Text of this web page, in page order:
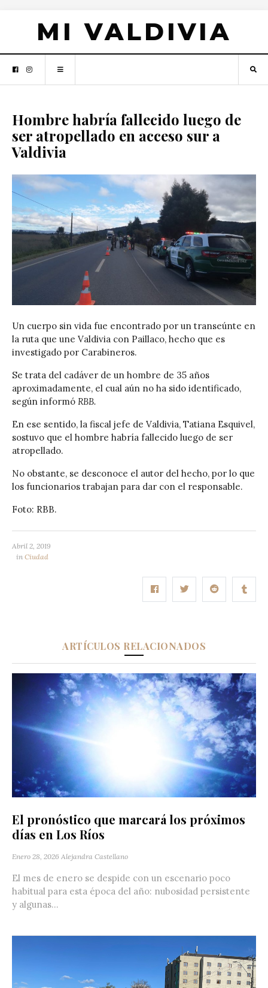
MI VALDIVIA
Hombre habría fallecido luego de
ser atropellado en acceso sur a
Valdivia
Un cuerpo sin vida fue encontrado por un transeúnte en
la ruta que une Valdivia con Paillaco, hecho que es
investigado por Carabineros.
Se trata del cadáver de un hombre de 35 años
aproximadamente, el cual aún no ha sido identificado,
según informó RBB.
En ese sentido, la fiscal jefe de Valdivia, Tatiana Esquivel,
sostuvo que el hombre habría fallecido luego de ser
atropellado.
No obstante, se desconoce el autor del hecho, por lo que
los funcionarios trabajan para dar con el responsable.
Foto: RBB.
Abril 2, 2019
in Ciudad
ARTÍCULOS RELACIONADOS
El pronóstico que marcará los próximos
días en Los Ríos
Enero 28, 2026 Alejandra Castellano
El mes de enero se despide con un escenario poco
habitual para esta época del año: nubosidad persistente
y algunas...